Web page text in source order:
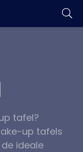
tafel?
up tafels
ideale